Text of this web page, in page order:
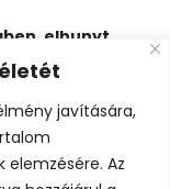
javítására,
Az
elhunyt
– videóval